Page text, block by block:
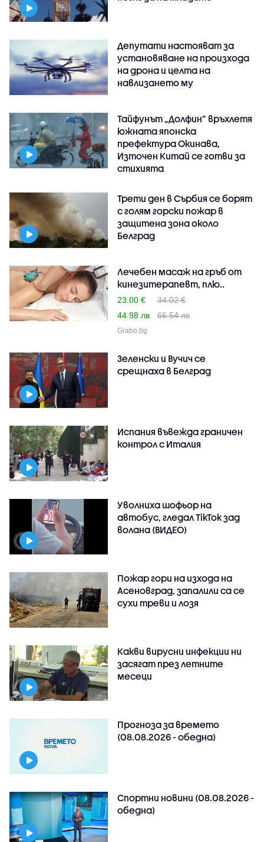
Депутати настояват за
установяване на произхода
на дрона и целта на
навлизането му
Тайфунът „Долфин” връхлетя
южната японска
префектура Окинава,
Източен Китай се готви за
стихията
Трети ден в Сърбия се борят
с голям горски пожар в
защитена зона около
Белград
Лечебен масаж на гръб от
кинезитерапевт, плю..
23.00 €
34.02 €
44.98 лв
66.54 лв
Grabo.bg
Зеленски и Вучич се
срещнаха в Белград
Испания въвежда граничен
контрол с Италия
Уволниха шофьор на
автобус, гледал TikTok зад
волана (ВИДЕО)
Пожар гори на изхода на
Асеновград, запалили са се
сухи треви и лозя
Какви вирусни инфекции ни
засягат през летните
месеци
Прогноза за времето
(08.08.2026 - обедна)
Спортни новини (08.08.2026 -
обедна)